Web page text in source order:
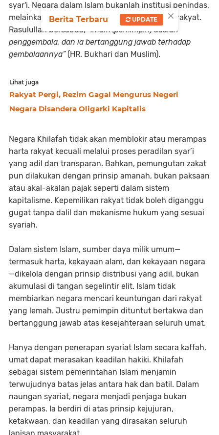
syar'i. Negara dalam Islam bukanlah institusi penindas,
melainkan raa’in—penanggung jawab urusan rakyat.
Rasulullah bersabda, “ Imam (pemimpin) adalah
penggembala, dan ia bertanggung jawab terhadap
gembalaannya”(HR. Bukhari dan Muslim).
Lihat juga
Rakyat Pergi, Rezim Gagal Mengurus Negeri
Negara Disandera Oligarki Kapitalis
Negara Khilafah tidak akan memblokir atau merampas
harta rakyat kecuali melalui proses peradilan syar’i
yang adil dan transparan. Bahkan, pemungutan zakat
pun dilakukan dengan prinsip amanah, bukan paksaan
atau akal-akalan pajak seperti dalam sistem
kapitalisme. Kepemilikan rakyat tidak boleh diganggu
gugat tanpa dalil dan mekanisme hukum yang sesuai
syariah.
Dalam sistem Islam, sumber daya milik umum—
termasuk harta, kekayaan alam, dan kekayaan negara
—dikelola dengan prinsip distribusi yang adil, bukan
akumulasi di tangan segelintir elit. Islam tidak
membiarkan negara mencari keuntungan dari rakyat
yang lemah. Justru pemimpin dituntut bertakwa dan
bertanggung jawab atas kesejahteraan seluruh umat.
Hanya dengan penerapan syariat Islam secara kaffah,
umat dapat merasakan keadilan hakiki. Khilafah
sebagai sistem pemerintahan Islam menjamin
terwujudnya batas jelas antara hak dan batil. Dalam
naungan syariat, negara menjadi penjaga bukan
perampas. Ia berdiri di atas prinsip kejujuran,
ketakwaan, dan keadilan yang dirasakan seluruh
×
Berita Terbaru UPDATE